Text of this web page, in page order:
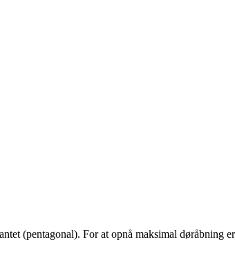
(pentagonal). For at opnå maksimal døråbning